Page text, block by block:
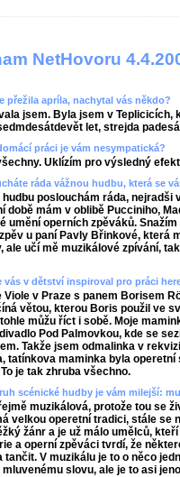
NetHovoru
přežila apríla, nachytal vás někdo?
jsem. Byla jsem v Teplicicích,
let, strejda
práci je vám nesympatická?
Uklízím pro výsledný
ráda vážnou hudbu, která se
hudbu poslouchám ráda, nejradši
době mám v oblibě Pucciniho,
umění operních zpěváků.
u paní Pavly Břinkové, která
ale učí mě muzikálové zpívání,
vás v dětství inspiroval pro práci
Viole v Praze s panem Borisem
větou, kterou Boris použil ve
můžu říct i sobě. Moje
Pod Palmovkou, kde se
Takže jsem odmalinka v
tatínkova maminka byla
je tak zhruba všechno.
scénické hudby je vám milejší:
muzikálová, protože tou se
velkou operetní tradici, stále se
žánr a je už málo umělců,
a operní zpěváci tvrdí, že
tančit. V muzikálu je to o něco
mluvenému slovu, ale je to asi